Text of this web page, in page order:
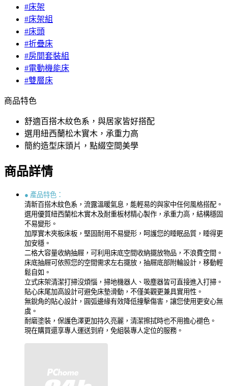
#床架
#床架組
#床頭
#折疊床
#房間套裝組
#電動機能床
#雙層床
商品特色
舒適百搭木紋色系，與居家皆好搭配
選用紐西蘭松木實木，承重力高
簡約造型床頭片，點綴空間美學
商品詳情
● 產品特色：
清新百搭木紋色系，流露溫暖氣息，能輕易的與家中任何風格搭配。
選用優質紐西蘭松木實木及耐重板材精心製作，承重力高，結構穩固
不易變形。
加厚實木夾板床板，堅固耐用不易變形，呵護您的睡眠品質，睡得更
加安穩。
二格大容量收納抽屜，可利用床底空間收納擺放物品，不浪費空間。
床底抽屜可依照您的空間需求左右擺放，抽屜底部附輪設計，移動輕
鬆自如。
立式床架清潔打掃沒煩惱，掃地機器人、吸塵器皆可直接進入打掃。
貼心床尾加高設計可避免床墊滑動，不僅美觀更兼具實用性。
無銳角的貼心設計，圓弧邊緣有效降低撞擊傷害，讓您使用更安心無
虞。
耐磨塗裝，保護色澤更加持久亮麗，清潔擦拭時也不用擔心褪色。
現在購買還享專人運送到府，免組裝專人定位的服務。